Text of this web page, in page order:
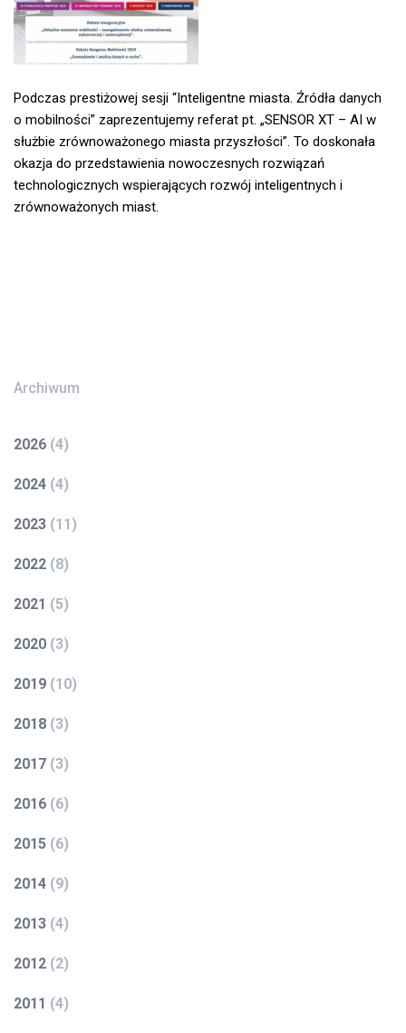
Podczas prestiżowej sesji “Inteligentne miasta. Źródła danych
o mobilności” zaprezentujemy referat pt. „SENSOR XT – AI w
służbie zrównoważonego miasta przyszłości”. To doskonała
okazja do przedstawienia nowoczesnych rozwiązań
technologicznych wspierających rozwój inteligentnych i
zrównoważonych miast.
Archiwum
2026 (4)
2024 (4)
2023 (11 )
2022 (8)
2021 (5)
2020 (3)
2019 (10)
2018 (3)
2017 (3)
2016 (6)
2015 (6)
2014 (9)
2013 (4)
2012 (2)
2011 (4)